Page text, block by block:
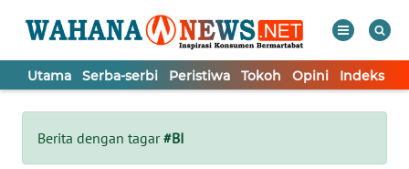
Utama Serba-serbi Peristiwa Tokoh Opini Indeks
Berita dengan tagar#BI
Tutup